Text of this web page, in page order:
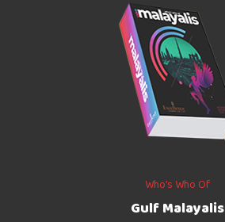
Who’s Who Of
Gulf Malayalis